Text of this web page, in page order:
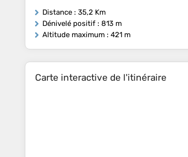
Distance : 35,2 Km
Dénivelé positif : 813 m
Altitude maximum : 421 m
Carte interactive de l'itinéraire